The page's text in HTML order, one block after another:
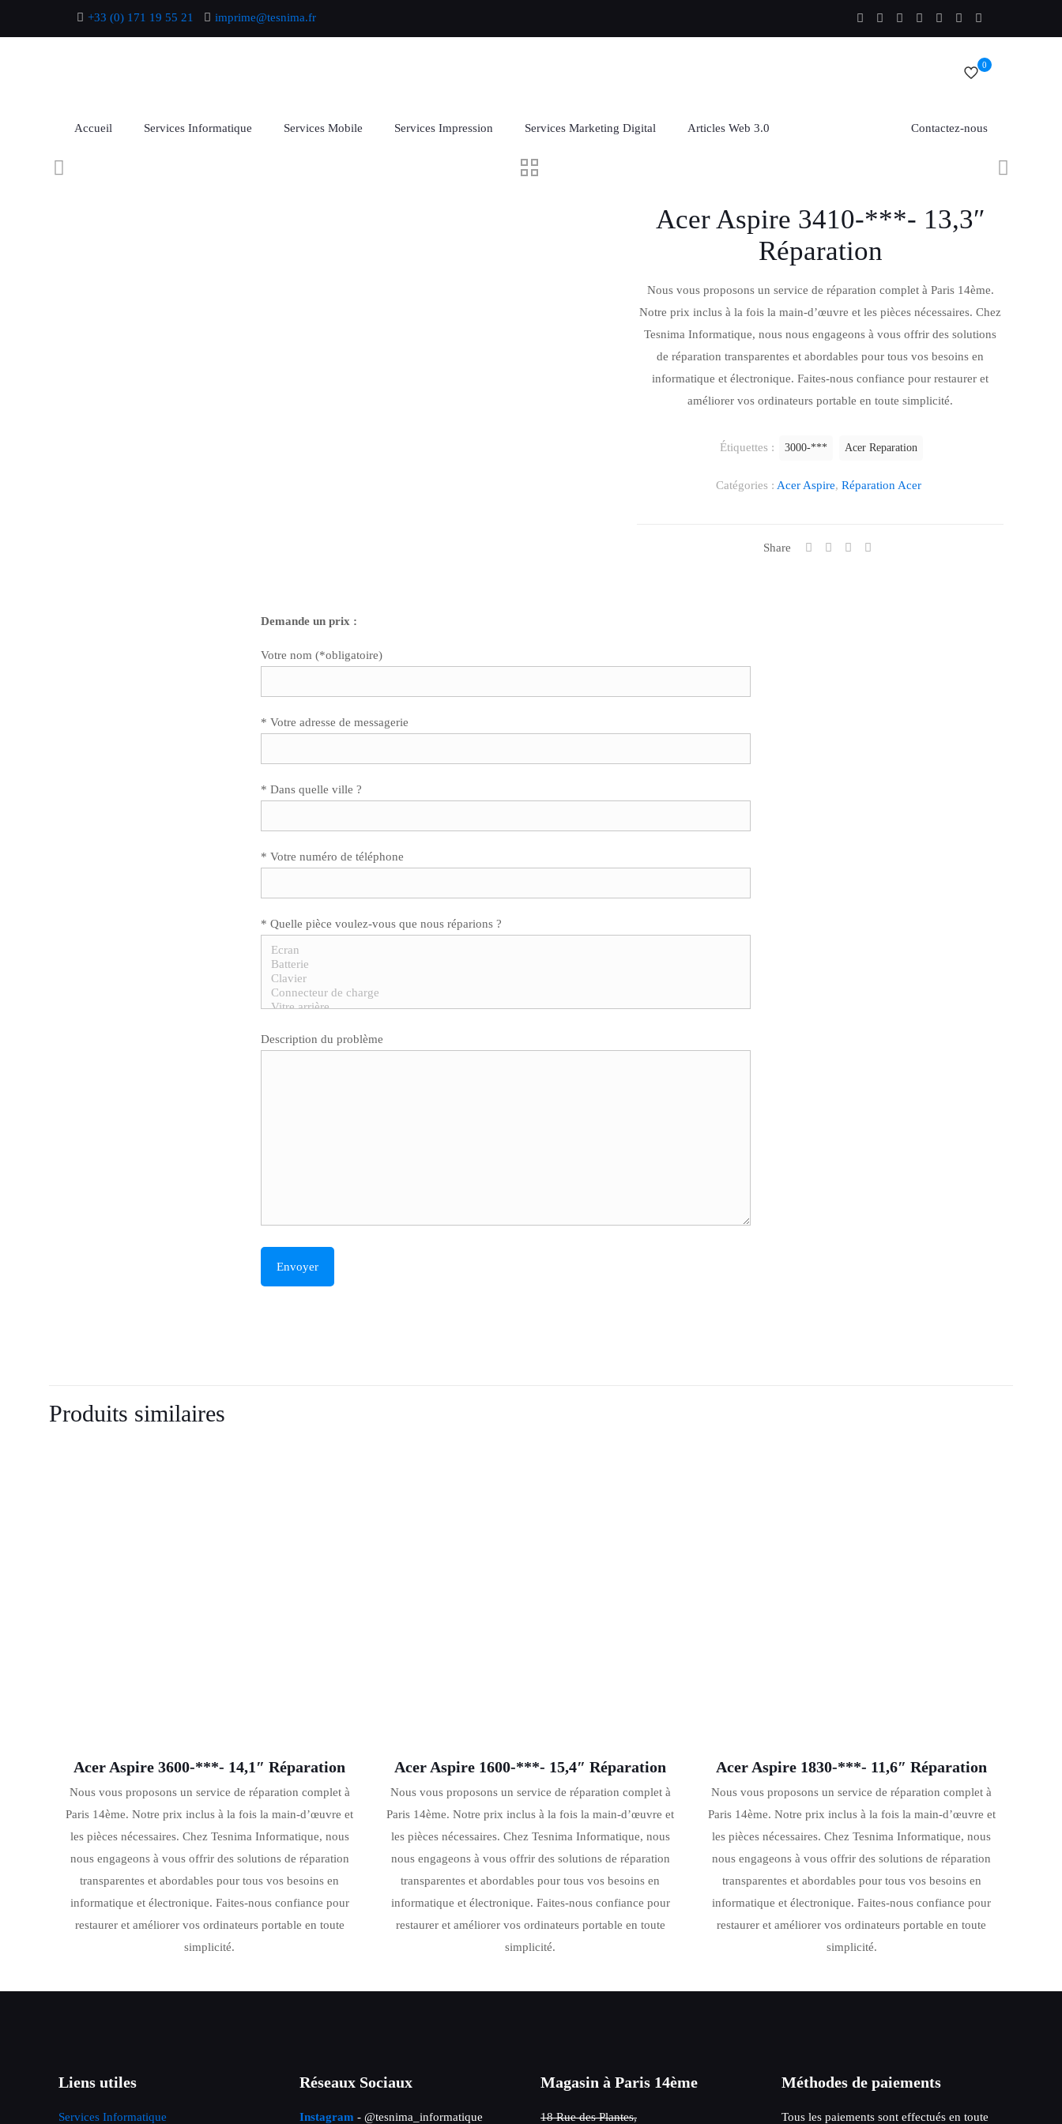
+33 (0) 171 19 55 21 imprime@tesnima.fr
0
Accueil Services Informatique Services Mobile Services Impression Services Marketing Digital Articles Web 3.0 Contactez-nous
Acer Aspire 3410-***- 13,3″
Réparation
Nous vous proposons un service de réparation complet à Paris 14ème.
Notre prix inclus à la fois la main-d’œuvre et les pièces nécessaires. Chez
Tesnima Informatique, nous nous engageons à vous offrir des solutions
de réparation transparentes et abordables pour tous vos besoins en
informatique et électronique. Faites-nous confiance pour restaurer et
améliorer vos ordinateurs portable en toute simplicité.
Catégories : Acer Aspire, Réparation Acer
Étiquettes : 3000-*** Acer Reparation
Share
Demande un prix :
Votre nom (*obligatoire)
* Votre adresse de messagerie
* Dans quelle ville ?
* Votre numéro de téléphone
* Quelle pièce voulez-vous que nous réparions ?
Description du problème
Produits similaires
Acer Aspire 3600-***- 14,1″ Réparation
Nous vous proposons un service de réparation complet à
Paris 14ème. Notre prix inclus à la fois la main-d’œuvre et
les pièces nécessaires. Chez Tesnima Informatique, nous
nous engageons à vous offrir des solutions de réparation
transparentes et abordables pour tous vos besoins en
informatique et électronique. Faites-nous confiance pour
restaurer et améliorer vos ordinateurs portable en toute
simplicité.
Acer Aspire 1600-***- 15,4″ Réparation
Nous vous proposons un service de réparation complet à
Paris 14ème. Notre prix inclus à la fois la main-d’œuvre et
les pièces nécessaires. Chez Tesnima Informatique, nous
nous engageons à vous offrir des solutions de réparation
transparentes et abordables pour tous vos besoins en
informatique et électronique. Faites-nous confiance pour
restaurer et améliorer vos ordinateurs portable en toute
simplicité.
Acer Aspire 1830-***- 11,6″ Réparation
Nous vous proposons un service de réparation complet à
Paris 14ème. Notre prix inclus à la fois la main-d’œuvre et
les pièces nécessaires. Chez Tesnima Informatique, nous
nous engageons à vous offrir des solutions de réparation
transparentes et abordables pour tous vos besoins en
informatique et électronique. Faites-nous confiance pour
restaurer et améliorer vos ordinateurs portable en toute
simplicité.
Liens utiles
Services Informatique
Réseaux Sociaux
Instagram - @tesnima_informatique
Magasin à Paris 14ème
18 Rue des Plantes,
Méthodes de paiements
Tous les paiements sont effectués en toute